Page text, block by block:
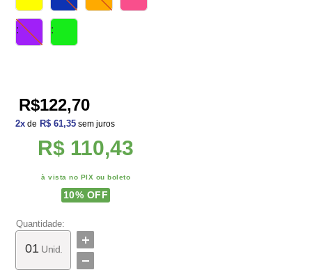
R$122,70
2x de R$ 61,35 sem juros
R$ 110,43
à vista no PIX ou boleto
10% OFF
Quantidade:
Unid.